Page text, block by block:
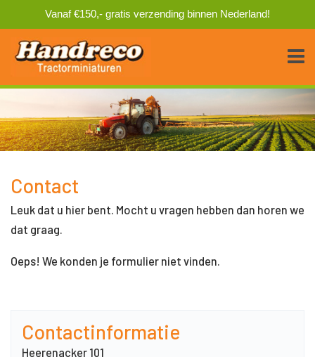
Vanaf €150,- gratis verzending binnen Nederland!
Contact
Leuk dat u hier bent. Mocht u vragen hebben dan horen we
dat graag.
Oeps! We konden je formulier niet vinden.
Contactinformatie
Heerenacker 101